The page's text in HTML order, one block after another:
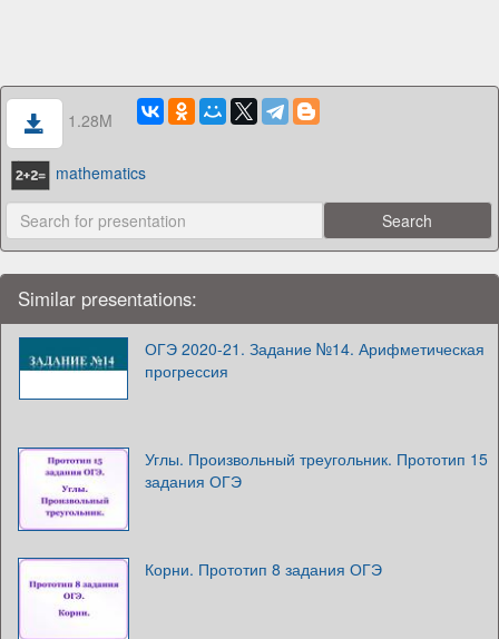
1.28M
mathematics
Similar presentations:
ОГЭ 2020-21. Задание №14. Арифметическая
прогрессия
Углы. Произвольный треугольник. Прототип 15
задания ОГЭ
Корни. Прототип 8 задания ОГЭ